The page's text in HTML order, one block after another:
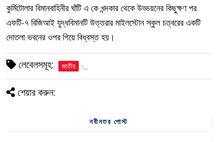
কুর্মিটোলার বিমানবাহিনীর ঘাঁটি এ কে খন্দকার থেকে উড্ডয়নের কিছুক্ষণ পর
এফটি-৭ বিজিআই যুদ্ধবিমানটি উত্তরার মাইলস্টোন স্কুল চত্বরের একটি
দোতলা ভবনের ওপর গিয়ে বিধ্বস্ত হয়।
লেবেলসমূহ: জাতীয়
শেয়ার করুন:
নবীনতর পোস্ট